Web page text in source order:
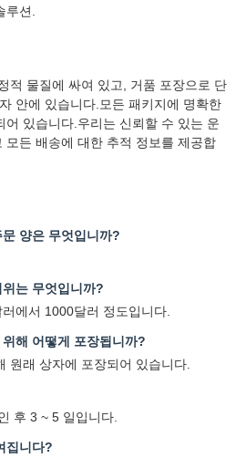
션.
적 물질에 싸여 있고, 거품 포장으로 단
안에 있습니다.모든 패키지에 명확한
어 있습니다.우리는 신뢰할 수 있는 운
모든 배송에 대한 추적 정보를 제공합
양은 무엇입니까?
는 무엇입니까?
에서 1000달러 정도입니다.
해 어떻게 포장됩니까?
원래 상자에 포장되어 있습니다.
후 3 ~ 5 일입니다.
집니다?